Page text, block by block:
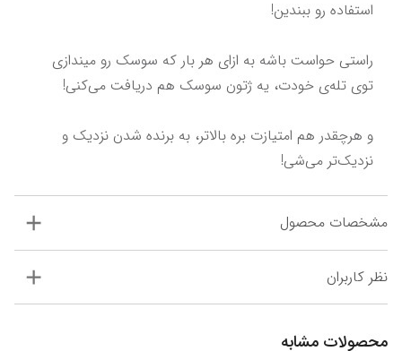
نزدیک‌تر می‌‌شی!
مشخصات محصول
نظر کاربران
محصولات مشابه